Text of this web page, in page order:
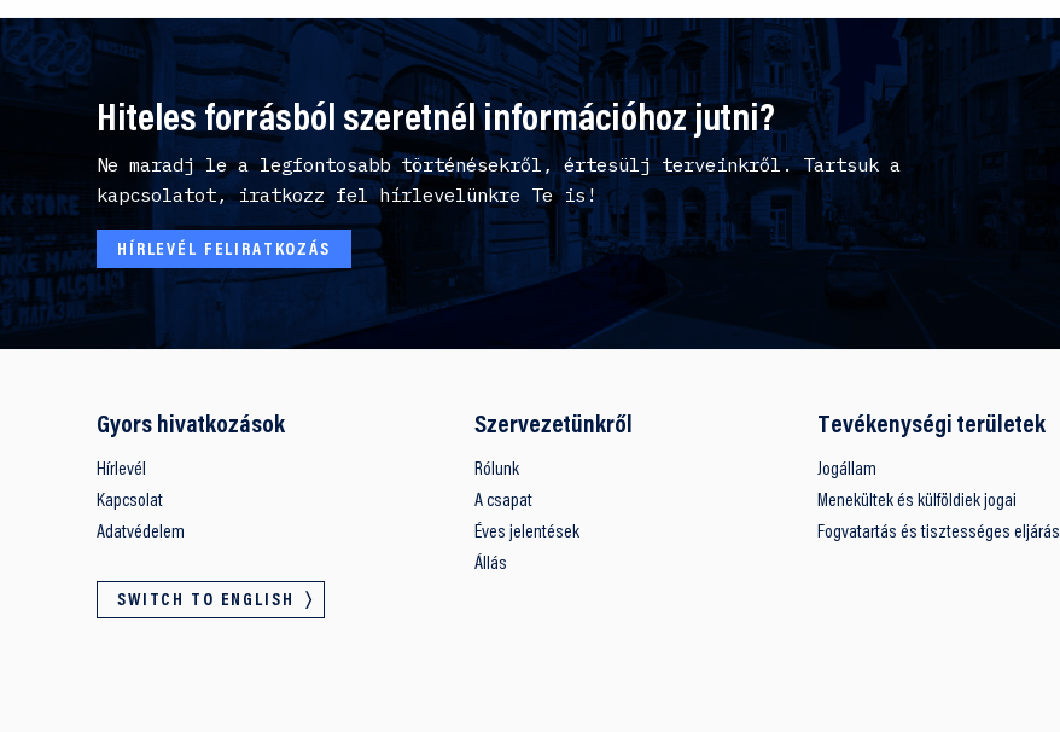
Hiteles forrásból szeretnél információhoz jutni?
Ne maradj le a legfontosabb történésekről, értesülj terveinkről. Tartsuk a
kapcsolatot, iratkozz fel hírlevelünkre Te is!
HÍRLEVÉL FELIRATKOZÁS
Gyors hivatkozások
Hírlevél
Kapcsolat
Adatvédelem
SWITCH TO ENGLISH
Szervezetünkről
Rólunk
A csapat
Éves jelentések
Állás
Tevékenységi területek
Jogállam
Menekültek és külföldiek jogai
Fogvatartás és tisztességes eljárás